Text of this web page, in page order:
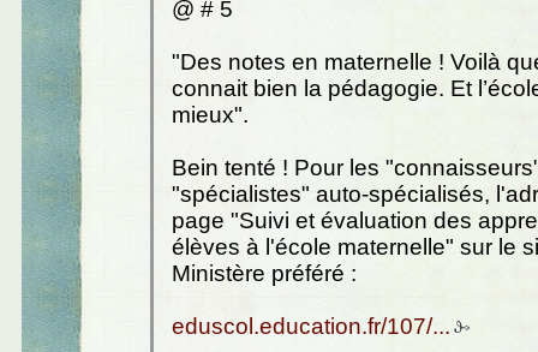
@ # 5
"Des notes en maternelle ! Voilà
connait bien la pédagogie. Et
mieux".
Bein tenté ! Pour les
"spécialistes" auto-spécialisés,
page "Suivi et évaluation des
élèves à l'école maternelle" sur le
Ministère préféré :
eduscol.education.fr/107/...